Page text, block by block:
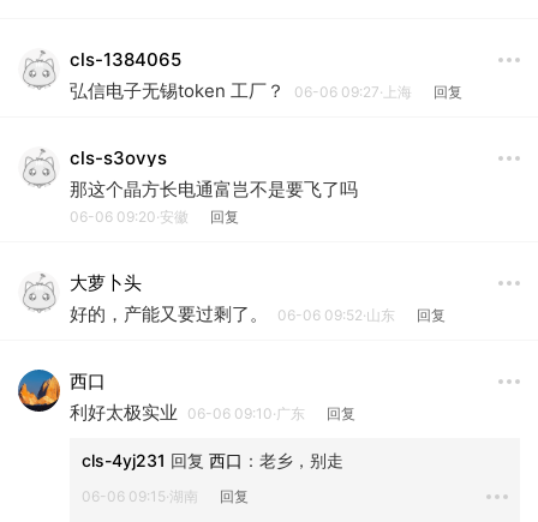
cls-1384065
弘信电子无锡token 工厂？
06-06 09:27·上海 回复
cls-s3ovys
那这个晶方长电通富岂不是要飞了吗
06-06 09:20·安徽 回复
大萝卜头
好的，产能又要过剩了。
06-06 09:52·山东 回复
西口
利好太极实业
06-06 09:10·广东 回复
cls-4yj231 回复 西口 ： 老乡，别走
06-06 09:15·湖南 回复